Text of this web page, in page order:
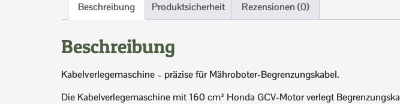
Beschreibung Produktsicherheit Rezensionen (0)
Beschreibung
Kabelverlegemaschine – präzise für Mähroboter-Begrenzungskabel.
Die Kabelverlegemaschine mit 160 cm³ Honda GCV-Motor verlegt